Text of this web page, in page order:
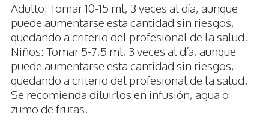
Adulto: Tomar 10-15 ml, 3 veces al día, aunque
puede aumentarse esta cantidad sin riesgos,
quedando a criterio del profesional de la salud.
Niños: Tomar 5-7,5 ml, 3 veces al día, aunque
puede aumentarse esta cantidad sin riesgos,
quedando a criterio del profesional de la salud.
Se recomienda diluirlos en infusión, agua o
zumo de frutas.